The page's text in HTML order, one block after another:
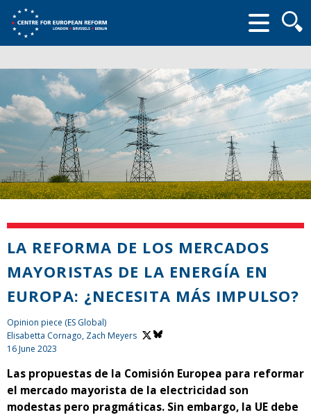
form
LA REFORMA DE LOS MERCADOS
MAYORISTAS DE LA ENERGÍA EN
EUROPA: ¿NECESITA MÁS IMPULSO?
Opinion piece (ES Global)
Elisabetta Cornago, Zach Meyers
16 June 2023
Las propuestas de la Comisión Europea para reformar
el mercado mayorista de la electricidad son
modestas pero pragmáticas. Sin embargo, la UE debe